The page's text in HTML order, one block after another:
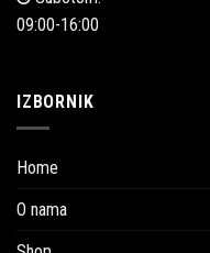
09:00-16:00
IZBORNIK
Home
O nama